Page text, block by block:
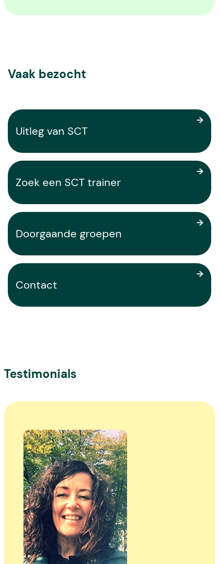
Vaak bezocht
Uitleg van SCT
Zoek een SCT trainer
Doorgaande groepen
Contact
Testimonials